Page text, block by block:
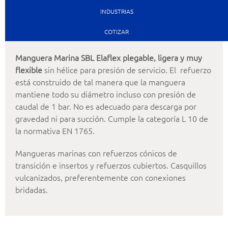
INDUSTRIAS
COTIZAR
Manguera Marina SBL Elaflex plegable, ligera y muy
flexible sin hélice para presión de servicio. El refuerzo
está construido de tal manera que la manguera
mantiene todo su diámetro incluso con presión de
caudal de 1 bar. No es adecuado para descarga por
gravedad ni para succión. Cumple la categoría L 10 de
la normativa EN 1765.
Mangueras marinas con refuerzos cónicos de
transición e insertos y refuerzos cubiertos. Casquillos
vulcanizados, preferentemente con conexiones
bridadas.